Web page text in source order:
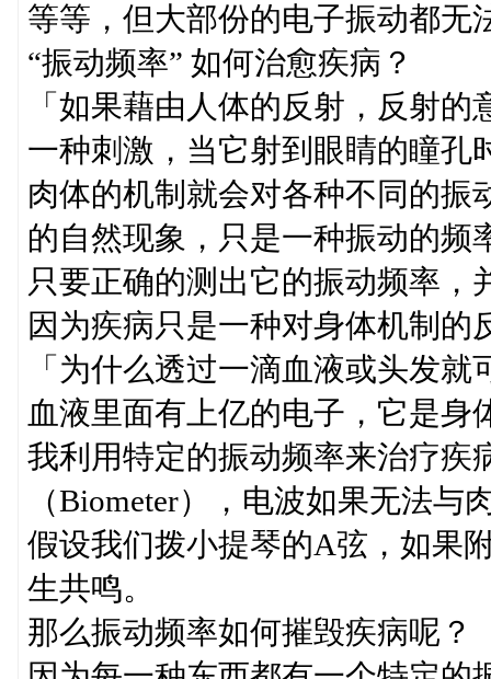
等等，但大部份的电子振动都无
“振动频率” 如何治愈疾病？
「如果藉由人体的反射，反射
一种刺激，当它射到眼睛的瞳孔
肉体的机制就会对各种不同的振
的自然现象，只是一种振动的频
只要正确的测出它的振动频率
因为疾病只是一种对身体机制的
「为什么透过一滴血液或头发
血液里面有上亿的电子，它是身
我利用特定的振动频率来治疗疾
（Biometer），电波如果无法
假设我们拨小提琴的A弦，如果
生共鸣。
那么振动频率如何摧毁疾病呢？